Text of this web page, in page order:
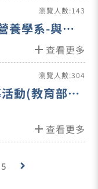
瀏覽人數:143
養學系-與系
add 查看更多
瀏覽人數:304
動(教育部青
add 查看更多
5 keyboard_arrow_right